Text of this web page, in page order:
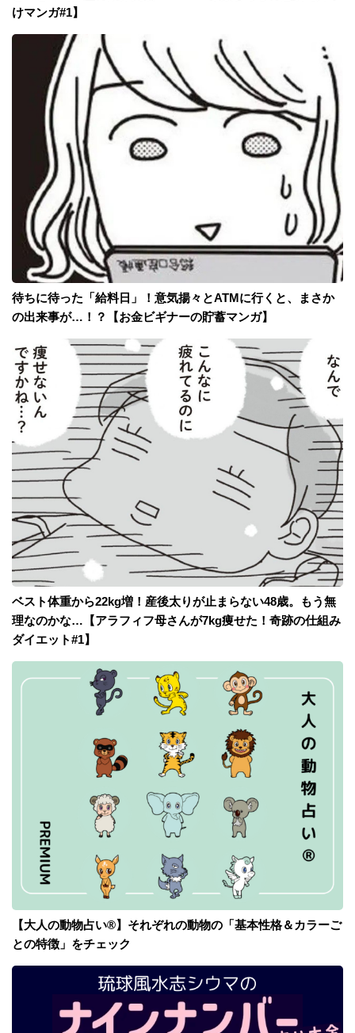
けマンガ#1】
待ちに待った「給料日」！意気揚々とATMに行くと、まさか
の出来事が…！？【お金ビギナーの貯蓄マンガ】
ベスト体重から22kg増！産後太りが止まらない48歳。もう無
理なのかな…【アラフィフ母さんが7kg痩せた！奇跡の仕組み
ダイエット#1】
【大人の動物占い®】それぞれの動物の「基本性格＆カラーご
との特徴」をチェック